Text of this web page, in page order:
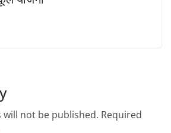
will not be published. Required